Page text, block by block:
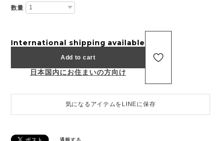
数量
International shipping available
Add to cart
日本国内にお住まいの方向け
気になるアイテムをLINEに保存